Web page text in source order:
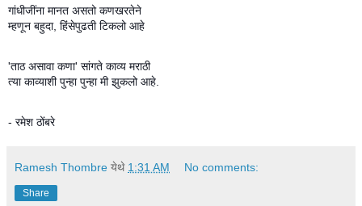
गांधीजींना मानत असतो कणखरतेने
म्हणून बहुदा, हिंसेपुढती टिकलो आहे
'ताठ असावा कणा' सांगते काव्य मराठी
त्या काव्याशी पुन्हा पुन्हा मी झुकलो आहे.
- रमेश ठोंबरे
Ramesh Thombre येथे 1:31 AM No comments:
Share